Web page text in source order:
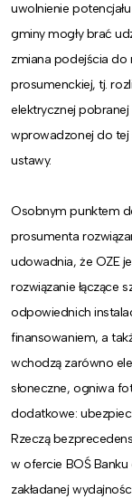
uwolnienie
gminy mogły brać
zmiana podejścia do
prosumenckiej, tj.
elektrycznej pobranej
wprowadzonej do tej
ustawy.
Osobnym punktem
prosumenta
udowadnia, że OZE
rozwiązanie łączące
odpowiednich
finansowaniem, a
wchodzą zarówno
słoneczne, ogniwa
dodatkowe:
Rzeczą
w ofercie BOŚ
zakładanej